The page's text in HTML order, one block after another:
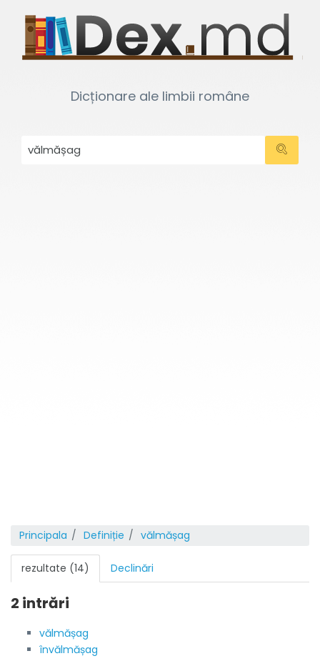
Dicționare ale limbii române
Principala Definiție vălmășag
rezultate (14) Declinări
2 intrări
vălmășag
învălmășag